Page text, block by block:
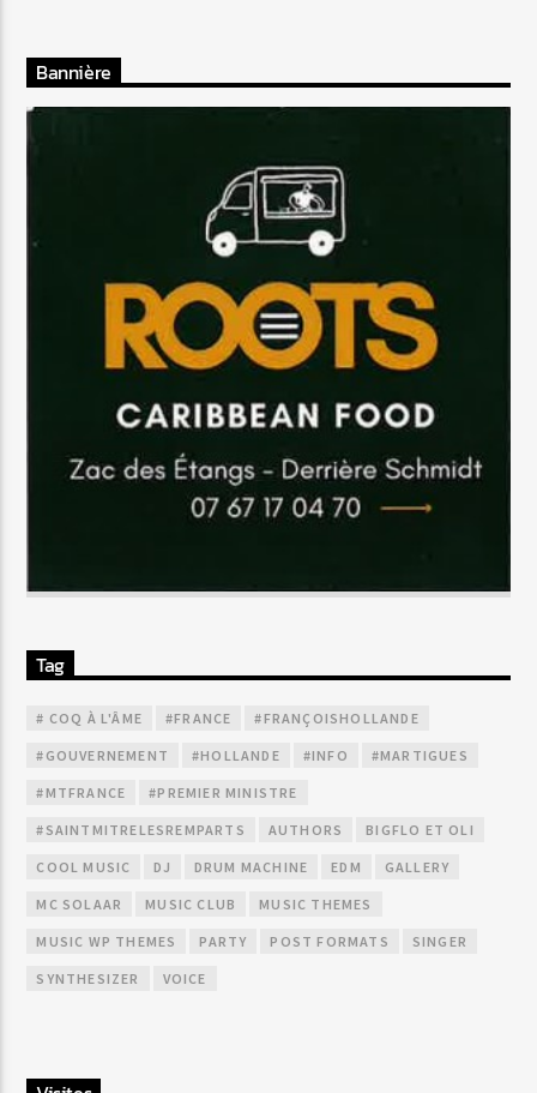
Bannière
Tag
# COQ À L'ÂME #FRANCE #FRANÇOISHOLLANDE
#GOUVERNEMENT #HOLLANDE #INFO #MARTIGUES
#MTFRANCE #PREMIER MINISTRE
#SAINTMITRELESREMPARTS AUTHORS BIGFLO ET OLI
COOL MUSIC DJ DRUM MACHINE EDM GALLERY
MC SOLAAR MUSIC CLUB MUSIC THEMES
MUSIC WP THEMES PARTY POST FORMATS SINGER
SYNTHESIZER VOICE